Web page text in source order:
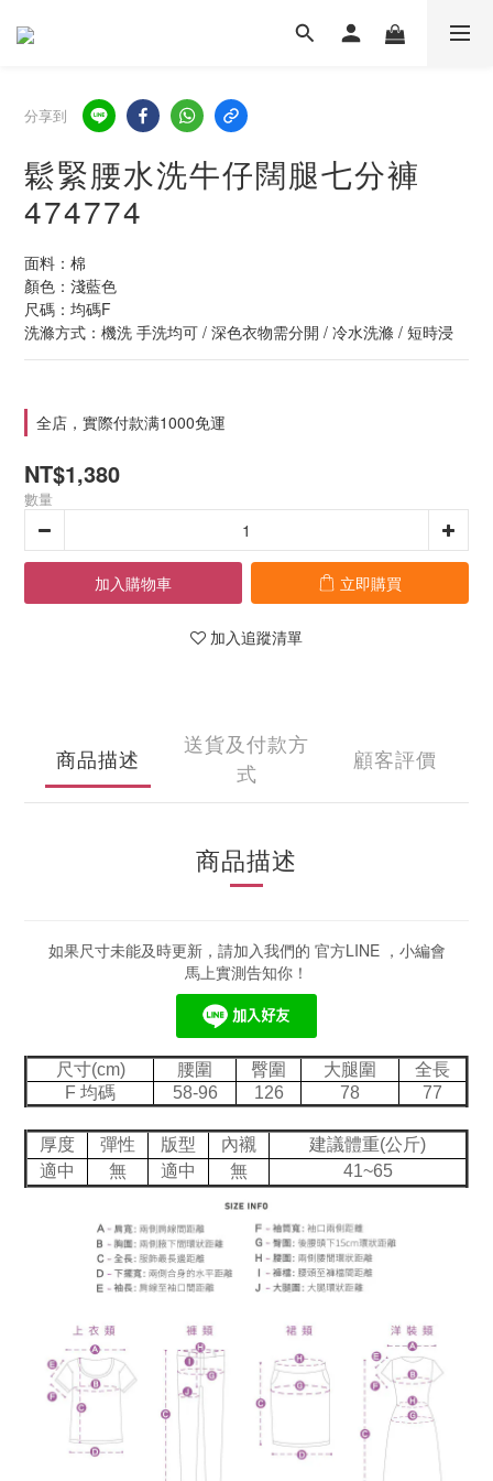
分享到
鬆緊腰水洗牛仔闊腿七分褲
474774
面料：棉
顏色：淺藍色
尺碼：均碼F
洗滌方式：機洗 手洗均可 / 深色衣物需分開 / 冷水洗滌 / 短時浸
全店，實際付款满1000免運
NT$1,380
數量
加入購物車 立即購買
加入追蹤清單
商品描述
送貨及付款方
式
顧客評價
商品描述
如果尺寸未能及時更新，請加入我們的 官方LINE ，小編會
馬上實測告知你！
尺寸(cm) 腰圍 臀圍 大腿圍
全長
F 均碼
58-96 126 78 77
厚度 彈性 版型 內襯
建議體重(公斤)
適中
無 適中 無 41~65